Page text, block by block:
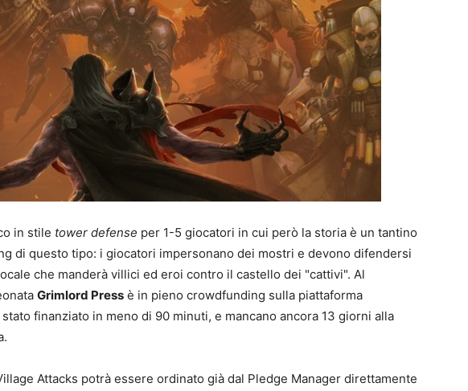
in stile tower defense per 1-5 giocatori in cui però la storia è un tantino
di questo tipo: i giocatori impersonano dei mostri e devono difendersi
che manderà villici ed eroi contro il castello dei "cattivi". Al
Grimlord Press è in pieno crowdfunding sulla piattaforma
finanziato in meno di 90 minuti, e mancano ancora 13 giorni alla
Attacks potrà essere ordinato già dal Pledge Manager direttamente